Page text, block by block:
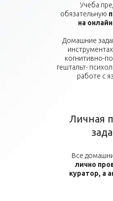
Все
лично
куратор, а
Личная
Учеба
обязательную
на
Домашние
когнитивно-
гештальт-
работе с